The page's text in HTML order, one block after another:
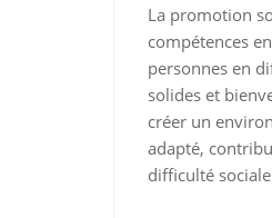
La promotion
compétences
personnes en
solides et
créer un
adapté,
difficulté